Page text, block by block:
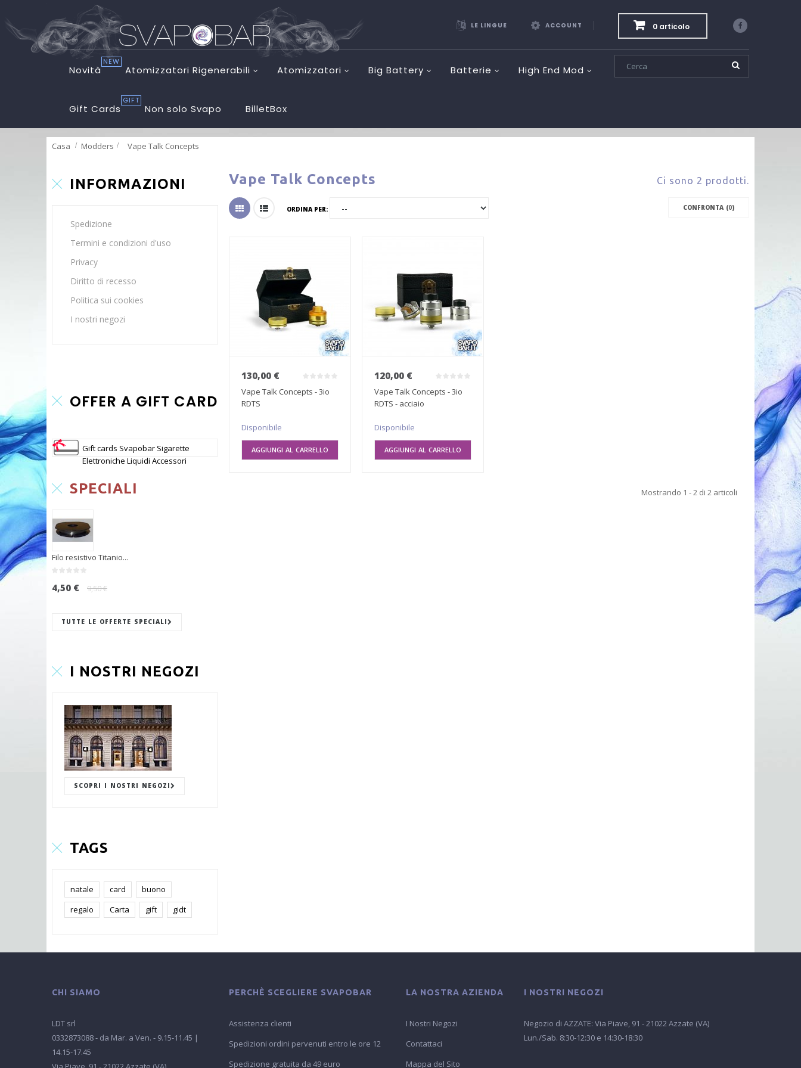
0 articolo
ACCOUNT
LE LINGUE
Novità
NEW
Atomizzatori Rigenerabili Atomizzatori Big Battery Batterie High End Mod
Gift Cards
GIFT
Non solo Svapo BilletBox
Casa Modders > Vape Talk Concepts
INFORMAZIONI
Spedizione
Termini e condizioni d'uso
Privacy
Diritto di recesso
Politica sui cookies
I nostri negozi
OFFER A GIFT CARD
Gift cards Svapobar Sigarette
Elettroniche Liquidi Accessori
SPECIALI
Filo resistivo Titanio...
4,50 € 9,50 €
TUTTE LE OFFERTE SPECIALI
I NOSTRI NEGOZI
SCOPRI I NOSTRI NEGOZI
TAGS
natale card
buono
regalo
Carta gift gidt
Vape Talk Concepts Ci sono 2 prodotti.
ORDINA PER: CONFRONTA (0)
130,00 €
Vape Talk Concepts - 3io
RDTS
Disponibile
AGGIUNGI AL CARRELLO
120,00 €
Vape Talk Concepts - 3io
RDTS - acciaio
Disponibile
AGGIUNGI AL CARRELLO
Mostrando 1 - 2 di 2 articoli
CHI SIAMO
LDT srl
0332873088 - da Mar. a Ven. - 9.15-11.45 |
14.15-17.45
PERCHÈ SCEGLIERE SVAPOBAR
Assistenza clienti
Spedizioni ordini pervenuti entro le ore 12
Spedizione gratuita da 49 euro
LA NOSTRA AZIENDA
I Nostri Negozi
Contattaci
Mappa del Sito
I NOSTRI NEGOZI
Negozio di AZZATE: Via Piave, 91 - 21022 Azzate (VA)
Lun./Sab. 8:30-12:30 e 14:30-18:30